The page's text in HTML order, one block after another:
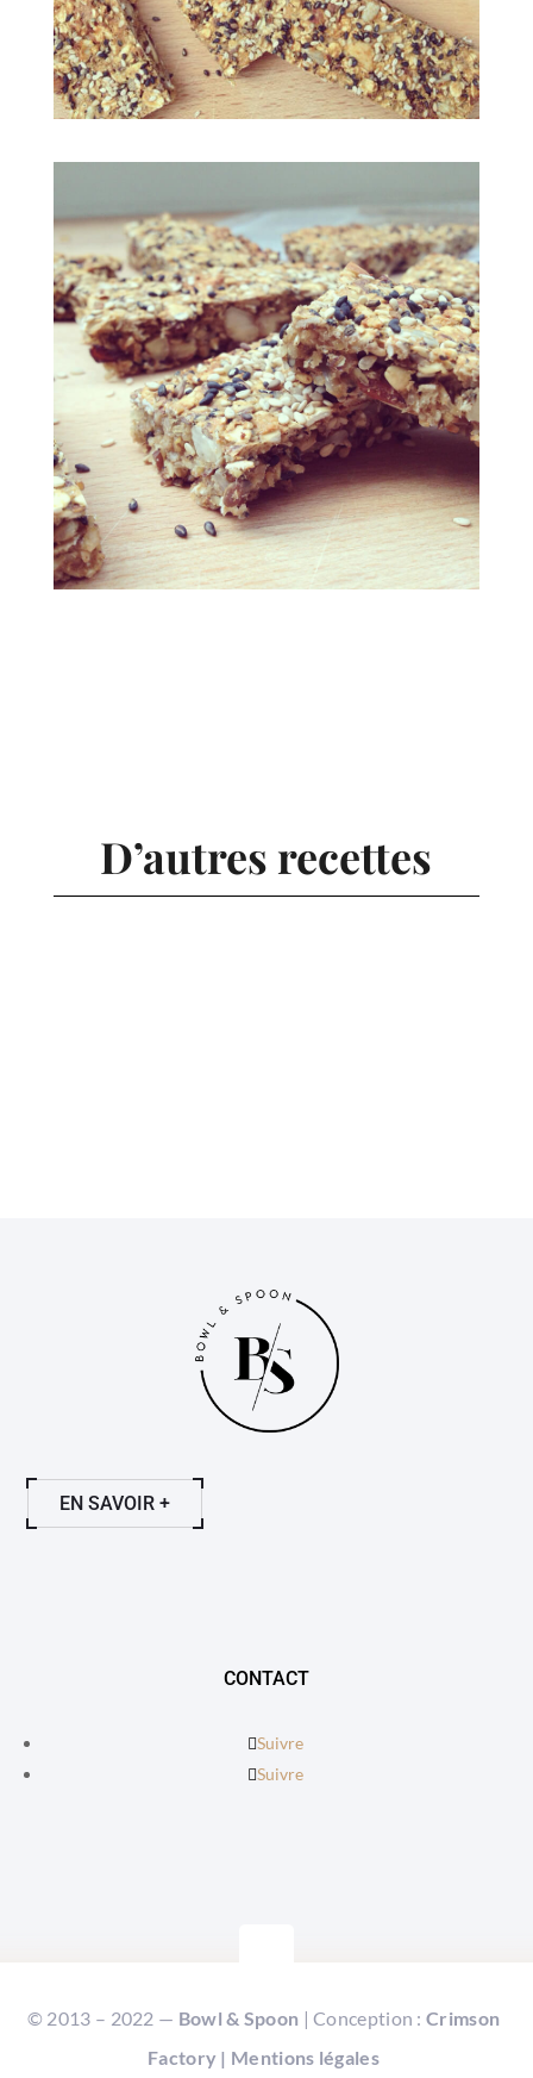
D’autres recettes
EN SAVOIR +
CONTACT
Suivre
Suivre
© 2013 – 2022 — Bowl & Spoon | Conception :Crimson
Factory | Mentions légales